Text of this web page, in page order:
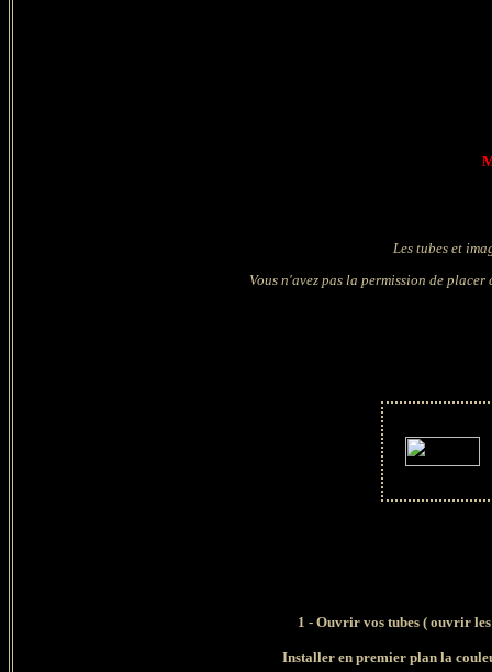
Les tubes et
Vous n'avez pas la permission de
1 - Ouvrir vos tubes ( ouvrir
Installer en premier plan la